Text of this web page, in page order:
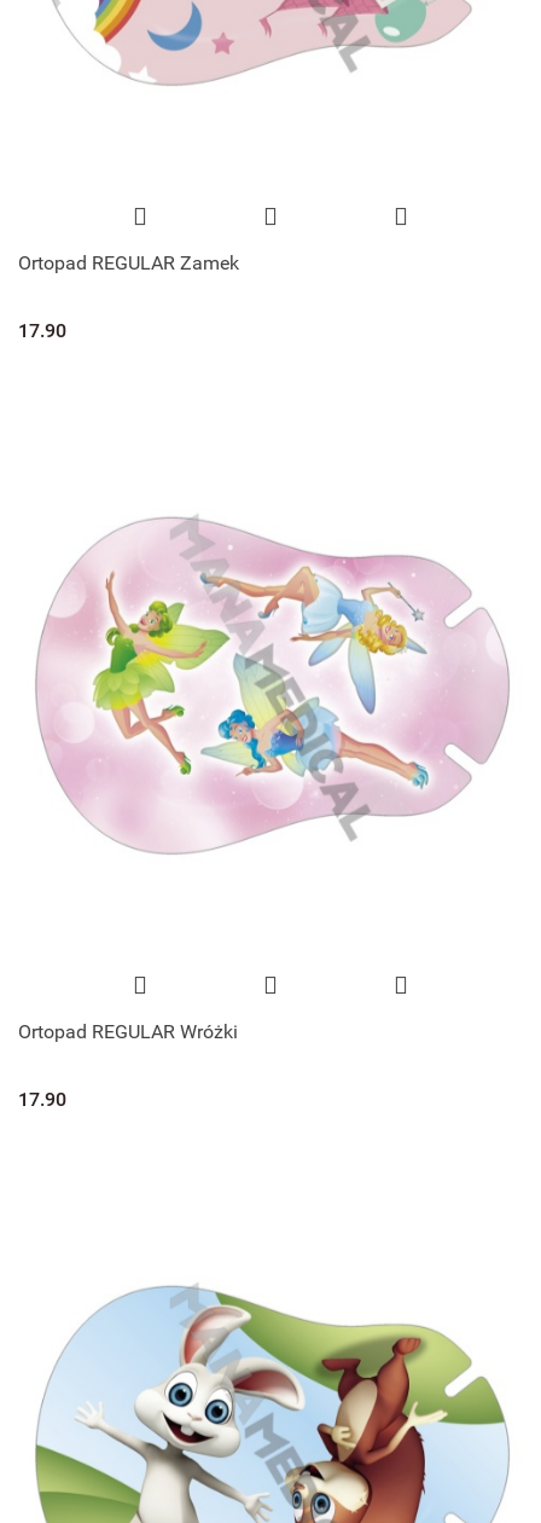
Ortopad REGULAR Zamek
17.90
Ortopad REGULAR Wróżki
17.90